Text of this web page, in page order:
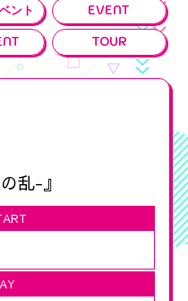
ント EVENT
TOUR
乱-』